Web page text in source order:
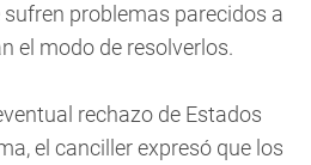
sufren problemas parecidos a
el modo de resolverlos.
rechazo de Estados
el canciller expresó que los